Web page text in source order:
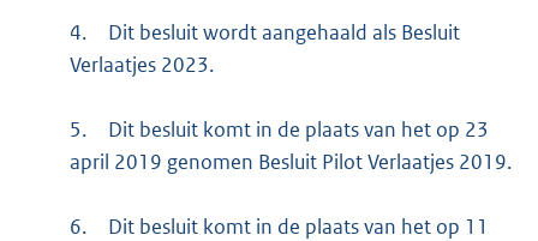
4.
Dit besluit wordt aangehaald als Besluit
Verlaatjes 2023.
5.
Dit besluit komt in de plaats van het op 23
april 2019 genomen Besluit Pilot Verlaatjes 2019.
6.
Dit besluit komt in de plaats van het op 11